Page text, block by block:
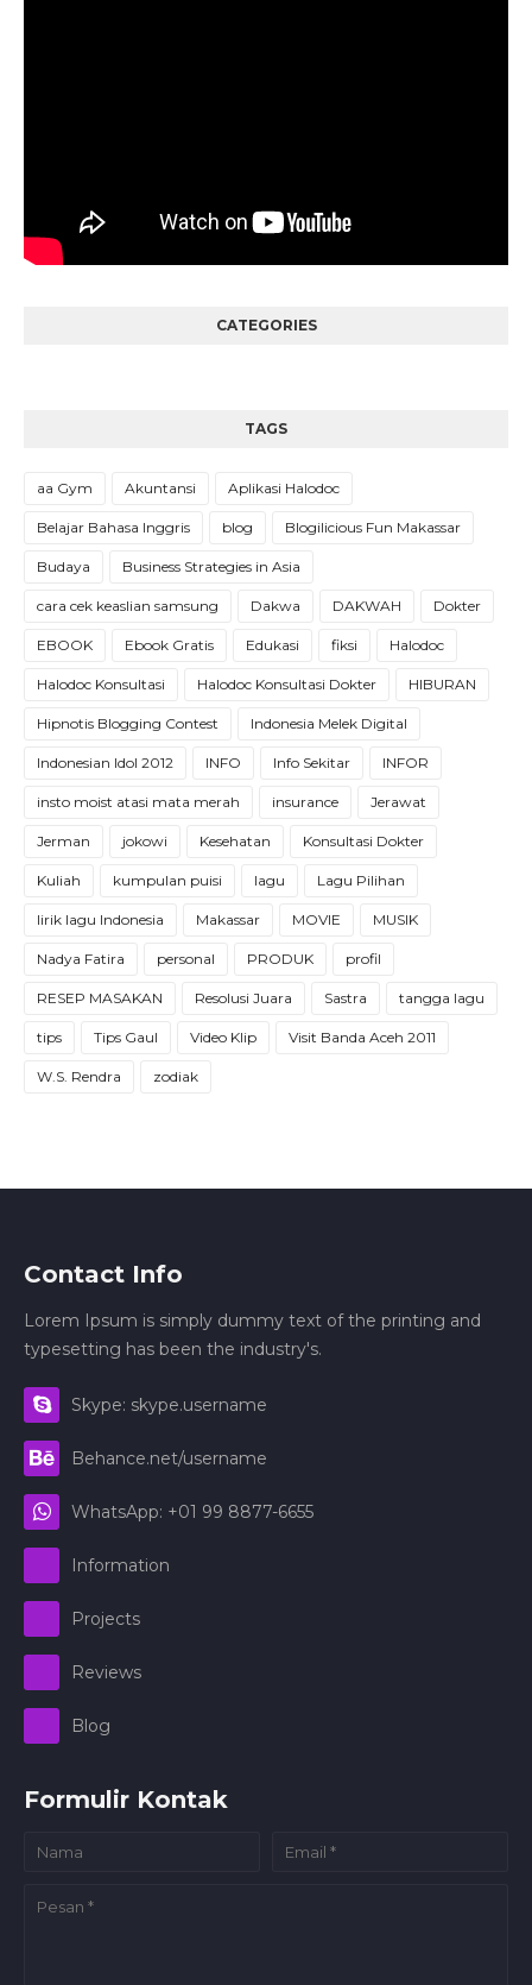
CATEGORIES
TAGS
aa Gym Akuntansi Aplikasi Halodoc
Belajar Bahasa Inggris blog Blogilicious Fun Makassar
Budaya Business Strategies in Asia
cara cek keaslian samsung Dakwa DAKWAH Dokter
EBOOK Ebook Gratis Edukasi fiksi Halodoc
Halodoc Konsultasi Halodoc Konsultasi Dokter HIBURAN
Hipnotis Blogging Contest Indonesia Melek Digital
Indonesian Idol 2012 INFO Info Sekitar INFOR
insto moist atasi mata merah insurance Jerawat
Jerman jokowi Kesehatan Konsultasi Dokter
Kuliah kumpulan puisi lagu Lagu Pilihan
lirik lagu Indonesia Makassar MOVIE MUSIK
Nadya Fatira personal PRODUK profil
RESEP MASAKAN Resolusi Juara Sastra tangga lagu
tips Tips Gaul Video Klip Visit Banda Aceh 2011
W.S. Rendra zodiak
Contact Info
Lorem Ipsum is simply dummy text of the printing and
typesetting has been the industry's.
Skype: skype.username
Behance.net/username
WhatsApp: +01 99 8877-6655
Information
Projects
Reviews
Blog
Formulir Kontak